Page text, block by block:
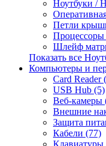
Ноутбуки /
Петли
Процессоры
Шлейф
Показать все
Компьютеры и
Card Reader
USB Hub (5)
Веб-камеры
Внешние
Защита
Кабели (77)
Клавиатуры